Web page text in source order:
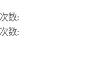
数:
数: